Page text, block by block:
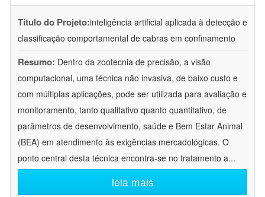
Título do Projeto:inteligência artificial aplicada à detecção e
classificação comportamental de cabras em confinamento
Resumo: Dentro da zootecnia de precisão, a visão
computacional, uma técnica não invasiva, de baixo custo e
com múltiplas aplicações, pode ser utilizada para avaliação e
monitoramento, tanto qualitativo quanto quantitativo, de
parâmetros de desenvolvimento, saúde e Bem Estar Animal
(BEA) em atendimento às exigências mercadológicas. O
ponto central desta técnica encontra-se no tratamento a...
leia mais